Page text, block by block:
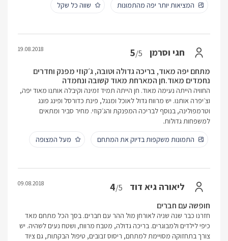
המציאות יותר יפה מהתמונות
שווה כל שקל
חגי וסרמן 5/5
19.08.2018
מתחם יפה מאוד, בריכה גדולה וטובה, ג׳קוזי מפנק וחדרים
נחמדים מאוד.חן המארחת מאוד קשובה ונחמדה
החוויה הייתה נעימה מאוד. חן הייתה תמיד זמינה וקיבלה אותנו מאוד יפה,
וצ׳יפרה אותנו. יש מרווח גדול לאוכל ומנגל, פינת כדורסל ופינג פונג
וטרמפולינה, בנוסף לבריכה המפנקת והג׳קוזי. מחיר סביר ומתאים
למשפחות גדולות.
התמונות משקפות בדיוק את המתחם
מעל המצופה
ליאורה גיא דוד 4/5
09.08.2018
חופשה עם חברים
חזרנו כבר שנה שניה לאורחן מול ההר עם חברים. בסך הכל מתחם מאד
כיפי לילדים ולמבוגרים. בריכה גדולה, מטבח מרווח, ושטח נעים לשהיה. יש
צורך בתחזוקה מסויימת למתחם, ריסוס זבובים, טיפול הבקתות, גם ציוד